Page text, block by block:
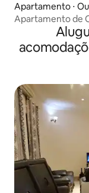
Apartamento ⋅
Apartamento de